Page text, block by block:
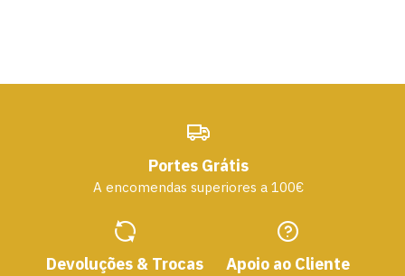
Portes Grátis
A encomendas superiores a 100€
Devoluções & Trocas Apoio ao Cliente